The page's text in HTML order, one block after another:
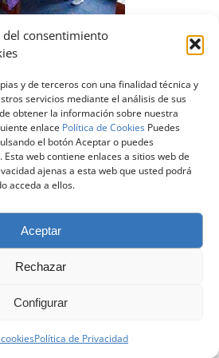
del consentimiento
y de terceros con una finalidad técnica y
servicios mediante el análisis de sus
obtener la información sobre nuestra
enlace Política de Cookies Puedes
el botón Aceptar o puedes
web contiene enlaces a sitios web de
ajenas a esta web que usted podrá
acceda a ellos.
Aceptar
Rechazar
Configurar
Política de Privacidad
los Derechos Reservados |Diseño
|
Aviso Legal
| Política de Cookies
Facebook
X LinkedInInstagram